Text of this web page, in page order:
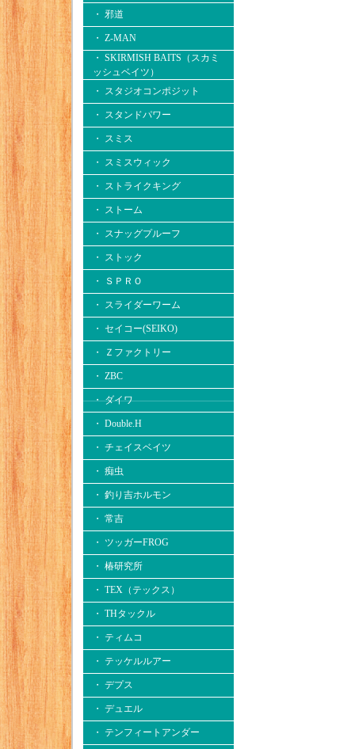
・ 邪道
・ Z-MAN
・ SKIRMISH BAITS（スカミ
ッシュベイツ）
・ スタジオコンポジット
・ スタンドパワー
・ スミス
・ スミスウィック
・ ストライクキング
・ ストーム
・ スナッグプルーフ
・ ストック
・ ＳＰＲＯ
・ スライダーワーム
・ セイコー(SEIKO)
・ Ｚファクトリー
・ ZBC
・ ダイワ
・ Double.H
・ チェイスベイツ
・ 痴虫
・ 釣り吉ホルモン
・ 常吉
・ ツッガーFROG
・ 椿研究所
・ TEX（テックス）
・ THタックル
・ ティムコ
・ テッケルルアー
・ デプス
・ デュエル
・ テンフィートアンダー